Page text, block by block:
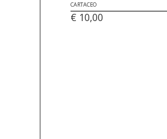
CARTACEO
€ 10,00